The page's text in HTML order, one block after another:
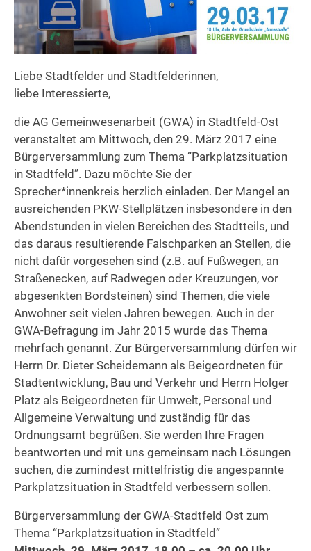
Liebe Stadtfelder und Stadtfelderinnen,
liebe Interessierte,
die AG Gemeinwesenarbeit (GWA) in Stadtfeld-Ost
veranstaltet am Mittwoch, den 29. März 2017 eine
Bürgerversammlung zum Thema “Parkplatzsituation
in Stadtfeld”. Dazu möchte Sie der
Sprecher*innenkreis herzlich einladen. Der Mangel an
ausreichenden PKW-Stellplätzen insbesondere in den
Abendstunden in vielen Bereichen des Stadtteils, und
das daraus resultierende Falschparken an Stellen, die
nicht dafür vorgesehen sind (z.B. auf Fußwegen, an
Straßenecken, auf Radwegen oder Kreuzungen, vor
abgesenkten Bordsteinen) sind Themen, die viele
Anwohner seit vielen Jahren bewegen. Auch in der
GWA-Befragung im Jahr 2015 wurde das Thema
mehrfach genannt. Zur Bürgerversammlung dürfen wir
Herrn Dr. Dieter Scheidemann als Beigeordneten für
Stadtentwicklung, Bau und Verkehr und Herrn Holger
Platz als Beigeordneten für Umwelt, Personal und
Allgemeine Verwaltung und zuständig für das
Ordnungsamt begrüßen. Sie werden Ihre Fragen
beantworten und mit uns gemeinsam nach Lösungen
suchen, die zumindest mittelfristig die angespannte
Parkplatzsituation in Stadtfeld verbessern sollen.
Bürgerversammlung der GWA-Stadtfeld Ost zum
Thema “Parkplatzsituation in Stadtfeld”